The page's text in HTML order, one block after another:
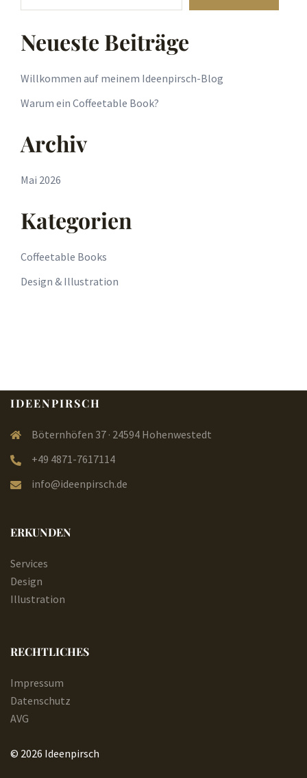
Neueste Beiträge
Willkommen auf meinem Ideenpirsch-Blog
Warum ein Coffeetable Book?
Archiv
Mai 2026
Kategorien
Coffeetable Books
Design & Illustration
IDEENPIRSCH
Böternhöfen 37 · 24594 Hohenwestedt
+49 4871-7617114
info@ideenpirsch.de
ERKUNDEN
Services
Design
Illustration
RECHTLICHES
Impressum
Datenschutz
AVG
© 2026 Ideenpirsch